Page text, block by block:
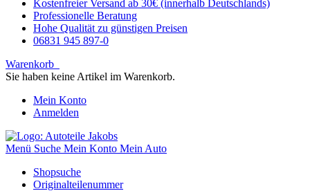
Kostenfreier Versand ab 30€ (innerhalb Deutschlands)
Professionelle Beratung
Hohe Qualität zu günstigen Preisen
06831 945 897-0
Warenkorb
Sie haben keine Artikel im Warenkorb.
Mein Konto
Anmelden
Menü Suche Mein Konto Mein Auto
Shopsuche
Originalteilenummer